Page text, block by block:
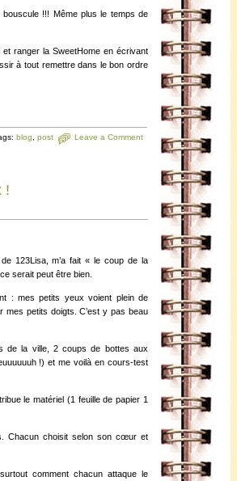
bouscule !!! Même plus le temps de
ranger la SweetHome en écrivant
à tout remettre dans le bon ordre
blog post Leave a Comment
!
123Lisa, m’a fait « le coup de la
serait peut être bien.
: mes petits yeux voient plein de
mes petits doigts. C’est y pas beau
de la ville, 2 coups de bottes aux
!) et me voilà en cours-test
le matériel (1 feuille de papier 1
Chacun choisit selon son cœur et
comment chacun attaque le